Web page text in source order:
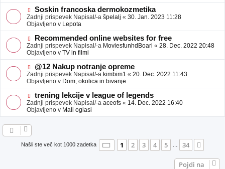
b
j
a
v
e
N
o
v
e
o
b
j
a
v
e
Soskin francoska dermokozmetika
Zadnji prispevek Napisal/-a špelalj « 30. Jan. 2023 11:28
Objavljeno v Lepota
N
o
v
e
o
b
j
a
v
e
Recommended online websites for free
Zadnji prispevek Napisal/-a MoviesfunhdBoari « 28. Dec. 2022 20:48
Objavljeno v TV in filmi
N
o
v
e
o
b
j
a
@12 Nakup notranje opreme
Zadnji prispevek Napisal/-a kimbim1 « 20. Dec. 2022 11:43
Objavljeno v Dom, okolica in bivanje
N
o
v
e
a
trening lekcije v league of legends
Zadnji prispevek Napisal/-a aceofs « 14. Dec. 2022 16:40
Objavljeno v Mali oglasi
Našli ste več kot 1000 zadetka Stran 1od34
1 2 3 4 5 … 34
Pojdi na